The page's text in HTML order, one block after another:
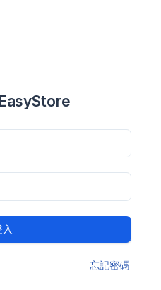
入
忘記密碼